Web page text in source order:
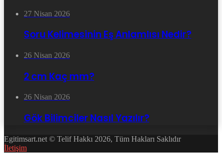
27 Nisan 2026
Soru Kelimesinin Eş Anlamlısı Nedir?
26 Nisan 2026
2 cm Kaç mm?
26 Nisan 2026
Gök Bilimciler Nasıl Yazılır?
Egitimsart.net © Telif Hakkı 2026, Tüm Hakları Saklıdır
İletişim